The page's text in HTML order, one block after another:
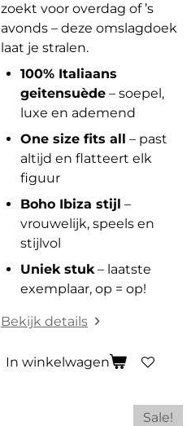
zoekt voor overdag of ’s
avonds – deze omslagdoek
laat je stralen.
100% Italiaans
geitensuède – soepel,
luxe en ademend
One size fits all – past
altijd en flatteert elk
figuur
Boho Ibiza stijl –
vrouwelijk, speels en
stijlvol
Uniek stuk– laatste
exemplaar, op = op!
Bekijk details
In winkelwagen
Sale!